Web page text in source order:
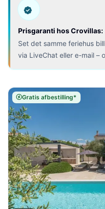
Prisgaranti hos Crovillas:
Set det samme feriehus
via LiveChat eller e-mail –
Gratis afbestilling*